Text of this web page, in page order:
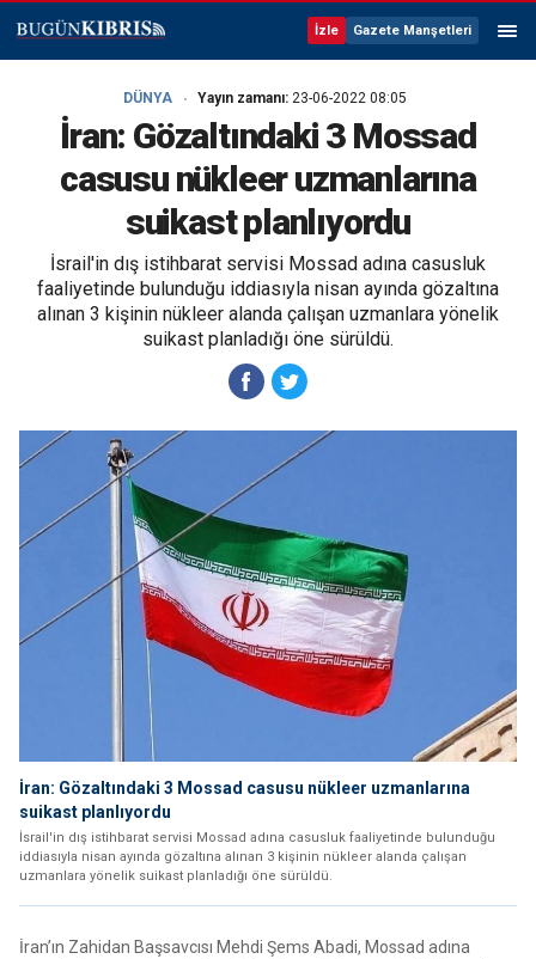
İzle Gazete Manşetleri
DÜNYA Yayın zamanı: 23-06-2022 08:05
İran: Gözaltındaki 3 Mossad
casusu nükleer uzmanlarına
suikast planlıyordu
İsrail'in dış istihbarat servisi Mossad adına casusluk
faaliyetinde bulunduğu iddiasıyla nisan ayında gözaltına
alınan 3 kişinin nükleer alanda çalışan uzmanlara yönelik
suikast planladığı öne sürüldü.
İran: Gözaltındaki 3 Mossad casusu nükleer uzmanlarına
suikast planlıyordu
İsrail'in dış istihbarat servisi Mossad adına casusluk faaliyetinde bulunduğu
iddiasıyla nisan ayında gözaltına alınan 3 kişinin nükleer alanda çalışan
uzmanlara yönelik suikast planladığı öne sürüldü.
İran’ın Zahidan Başsavcısı Mehdi Şems Abadi, Mossad adına